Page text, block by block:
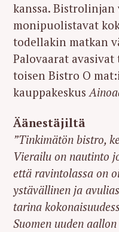
kanssa.
monipuolistavat
todellakin matkan
Palovaarat
toisen Bistro O
kauppakeskus
Äänestäjiltä
”Tinkimätön bistro,
Vierailu on nautinto
että ravintolassa on
ystävällinen ja
tarina
Suomen uuden